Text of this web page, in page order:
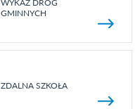
WYKAZ DRÓG
GMINNYCH
ZDALNA SZKOŁA